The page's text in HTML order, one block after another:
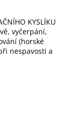
KYSLÍKU
vyčerpání,
(horské
nespavosti a